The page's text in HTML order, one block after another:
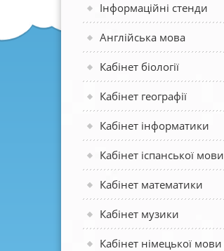
Інформаційні стенди
Англійська мова
Кабінет біології
Кабінет географії
Кабінет інформатики
Кабінет іспанської мови
Кабінет математики
Кабінет музики
Кабінет німецької мови